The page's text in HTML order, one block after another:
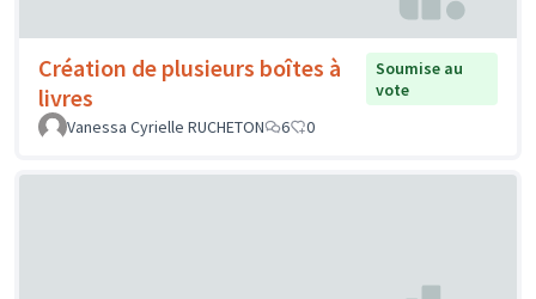
Création de plusieurs boîtes à
livres
Soumise au
vote
Vanessa Cyrielle RUCHETON
6 0